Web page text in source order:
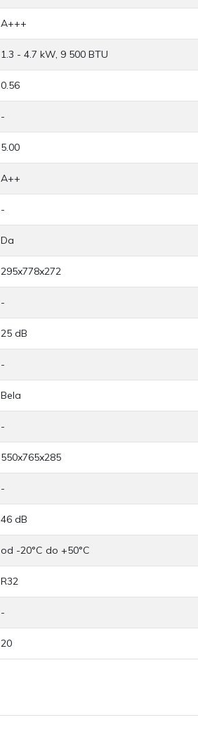
A+++
1.3 - 4.7 kW, 9 500 BTU
0.56
-
5.00
A++
-
Da
295x778x272
-
25 dB
-
Bela
-
550x765x285
-
46 dB
od -20°C do +50°C
R32
-
20